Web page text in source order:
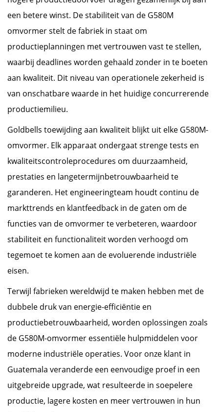
een betere winst. De stabiliteit van de G580M
omvormer stelt de fabriek in staat om
productieplanningen met vertrouwen vast te stellen,
waarbij deadlines worden gehaald zonder in te boeten
aan kwaliteit. Dit niveau van operationele zekerheid is
van onschatbare waarde in het huidige concurrerende
productiemilieu.
Goldbells toewijding aan kwaliteit blijkt uit elke G580M-
omvormer. Elk apparaat ondergaat strenge tests en
kwaliteitscontroleprocedures om duurzaamheid,
prestaties en langetermijnbetrouwbaarheid te
garanderen. Het engineeringteam houdt continu de
markttrends en klantfeedback in de gaten om de
functies van de omvormer te verbeteren, waardoor
stabiliteit en functionaliteit worden verhoogd om
tegemoet te komen aan de evoluerende industriële
eisen.
Terwijl fabrieken wereldwijd te maken hebben met de
dubbele druk van energie-efficiëntie en
productiebetrouwbaarheid, worden oplossingen zoals
de G580M-omvormer essentiële hulpmiddelen voor
moderne industriële operaties. Voor onze klant in
Guatemala veranderde een eenvoudige proef in een
uitgebreide upgrade, wat resulteerde in soepelere
productie, lagere kosten en meer vertrouwen in hun